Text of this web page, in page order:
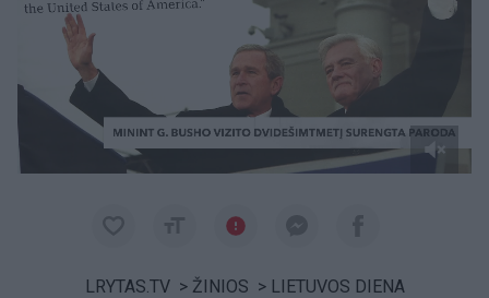
LRYTAS.TV > ŽINIOS > LIETUVOS DIENA